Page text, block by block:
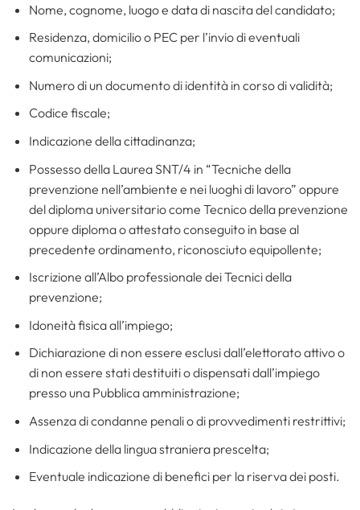
Nome, cognome, luogo e data di nascita del candidato;
Residenza, domicilio o PEC per l’invio di eventuali
comunicazioni;
Numero di un documento di identità in corso di validità;
Codice fiscale;
Indicazione della cittadinanza;
Possesso della Laurea SNT/4 in “Tecniche della
prevenzione nell’ambiente e nei luoghi di lavoro” oppure
del diploma universitario come Tecnico della prevenzione
oppure diploma o attestato conseguito in base al
precedente ordinamento, riconosciuto equipollente;
Iscrizione all’Albo professionale dei Tecnici della
prevenzione;
Idoneità fisica all’impiego;
Dichiarazione di non essere esclusi dall’elettorato attivo o
di non essere stati destituiti o dispensati dall’impiego
presso una Pubblica amministrazione;
Assenza di condanne penali o di provvedimenti restrittivi;
Indicazione della lingua straniera prescelta;
Eventuale indicazione di benefici per la riserva dei posti.